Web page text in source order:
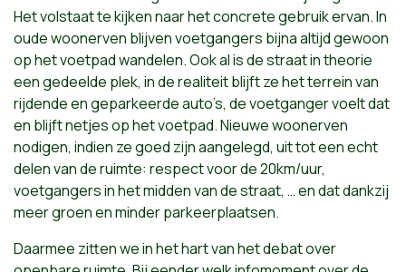
Het volstaat te kijken naar het concrete gebruik ervan. In
oude woonerven blijven voetgangers bijna altijd gewoon
op het voetpad wandelen. Ook al is de straat in theorie
een gedeelde plek, in de realiteit blijft ze het terrein van
rijdende en geparkeerde auto’s, de voetganger voelt dat
en blijft netjes op het voetpad. Nieuwe woonerven
nodigen, indien ze goed zijn aangelegd, uit tot een echt
delen van de ruimte: respect voor de 20km/uur,
voetgangers in het midden van de straat, … en dat dankzij
meer groen en minder parkeerplaatsen.
Daarmee zitten we in het hart van het debat over